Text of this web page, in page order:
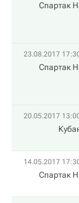
Спартак
23.08.2017
Спартак
20.05.2017
14.05.2017
Спартак